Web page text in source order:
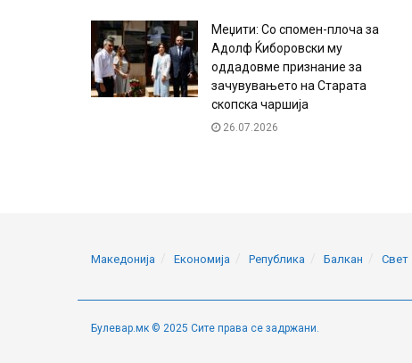
Меџити: Со спомен-плоча за
Адолф Ќиборовски му
оддадовме признание за
зачувувањето на Старата
скопска чаршија
26.07.2026
Македонија Економија Република Балкан Свет
Булевар.мк © 2025 Сите права се задржани.